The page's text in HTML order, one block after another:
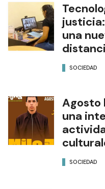
una
SOCIEDAD
Agosto
una
SOCIEDAD